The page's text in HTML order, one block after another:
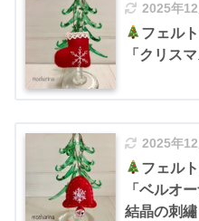
2025年
フェル
「クリス
2025年
フェル
「ベルオ
結晶の刺繡